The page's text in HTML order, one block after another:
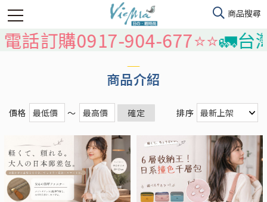
0917-904-677⭐️⭐️🚛台灣本島
商品介紹
價格 ～ 確定 排序